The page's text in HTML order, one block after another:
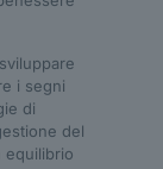
i segni
di
del
equilibrio